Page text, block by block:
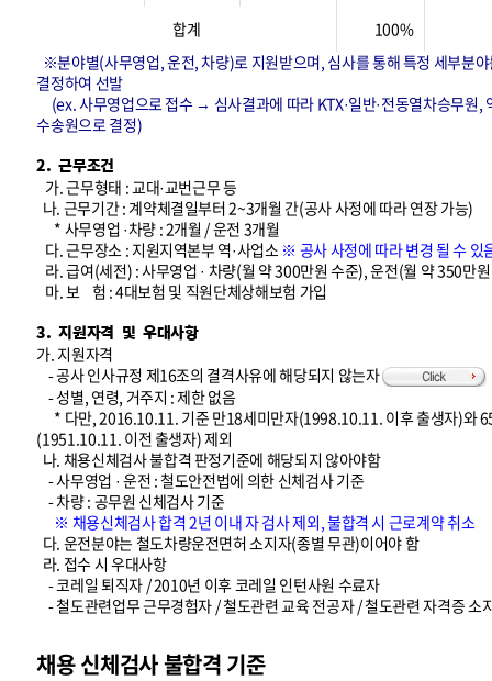
합계
100%
※분야별(사무영업, 운전, 차량)로 지원받으며, 심사를 통해 특정 세부분
결정하여 선발
(ex. 사무영업으로 접수 → 심사결과에 따라 KTX·일반·전동열차승무원,
수송원으로 결정)
2. 근무조건
가. 근무형태 : 교대·교번근무 등
나. 근무기간 : 계약체결일부터 2~3개월 간(공사 사정에 따라 연장 가능)
* 사무영업 ·차량 : 2개월 / 운전 3개월
다. 근무장소 : 지원지역본부 역·사업소 ※ 공사 사정에 따라 변경 될 수 있
라. 급여(세전) : 사무영업 · 차량(월 약 300만원 수준), 운전(월 약 350만
마. 보 험 : 4대보험 및 직원단체상해보험 가입
3. 지원자격 및 우대사항
가. 지원자격
- 공사 인사규정 제16조의 결격사유에 해당되지 않는자
- 성별, 연령, 거주지 : 제한 없음
* 다만, 2016.10.11. 기준 만18세미만자(1998.10.11. 이후 출생자)와
(1951.10.11. 이전 출생자) 제외
나. 채용신체검사 불합격 판정기준에 해당되지 않아야함
- 사무영업 · 운전 : 철도안전법에 의한 신체검사 기준
- 차량 : 공무원 신체검사 기준
※ 채용신체검사 합격 2년 이내 자 검사 제외, 불합격 시 근로계약 취소
다. 운전분야는 철도차량운전면허 소지자(종별 무관)이어야 함
라. 접수 시 우대사항
- 코레일 퇴직자 / 2010년 이후 코레일 인턴사원 수료자
- 철도관련업무 근무경험자 / 철도관련 교육 전공자 / 철도관련 자격증 소
채용 신체검사 불합격 기준